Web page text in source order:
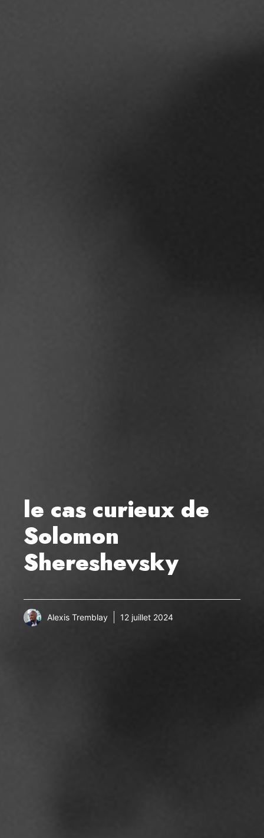
le cas curieux de
Solomon
Shereshevsky
Alexis Tremblay 12 juillet 2024